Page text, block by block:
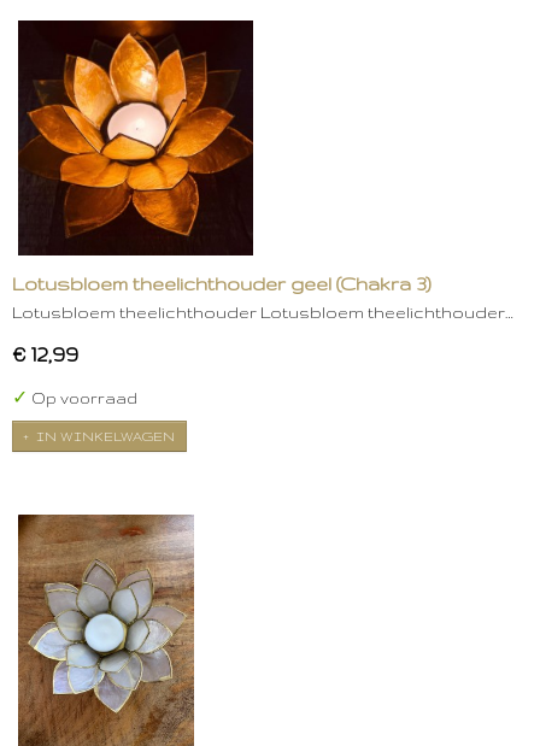
Lotusbloem theelichthouder geel (Chakra 3)
Lotusbloem theelichthouder Lotusbloem theelichthouder…
€ 12,99
✓ Op voorraad
IN WINKELWAGEN